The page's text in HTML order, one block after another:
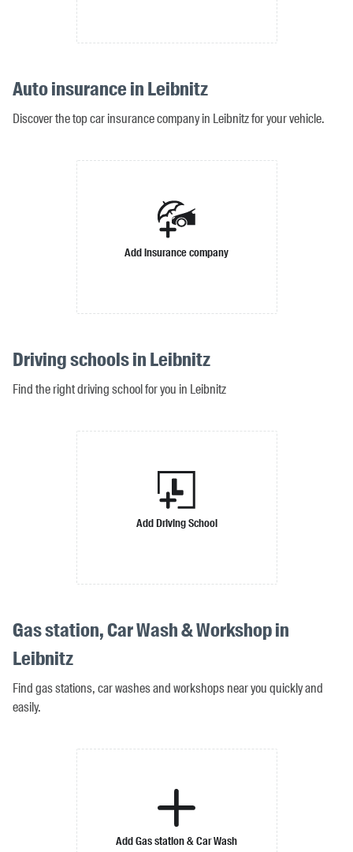
Auto insurance in Leibnitz
Discover the top car insurance company in Leibnitz for your vehicle.
Add insurance company
Driving schools in Leibnitz
Find the right driving school for you in Leibnitz
Add Driving School
Gas station, Car Wash & Workshop in
Leibnitz
Find gas stations, car washes and workshops near you quickly and
easily.
Add Gas station & Car Wash